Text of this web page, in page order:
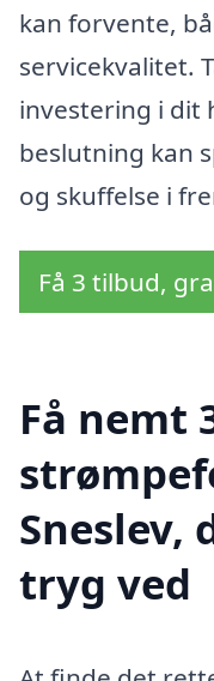
kan forvente,
servicekvalitet.
investering i dit
beslutning kan
og skuffelse i
Få 3 tilbud,
Få nemt
Sneslev,
tryg ved